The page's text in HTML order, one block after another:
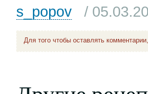
s_popov /
Для того чтобы оставлять